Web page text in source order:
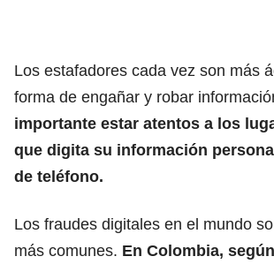
Los estafadores cada vez son más
forma de engañar y robar
importante estar atentos a los
que digita su información
de teléfono.
Los fraudes digitales en el mundo
más comunes. En Colombia,